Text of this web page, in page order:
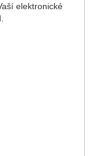
elektronické